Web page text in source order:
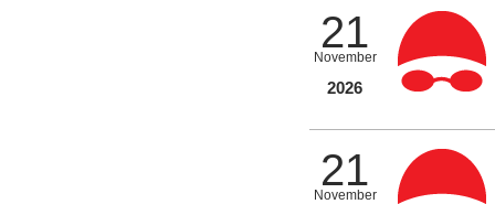
21
November
2026
21
November